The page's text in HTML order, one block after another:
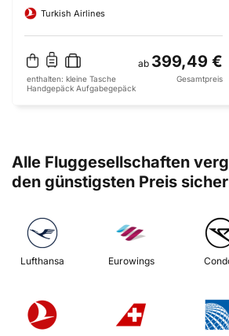
Turkish Airlines
ab 399,49 €
enthalten: kleine Tasche
Handgepäck Aufgabegepäck
Gesamtpreis
Alle Fluggesellschaften
den günstigsten Preis
Lufthansa Eurowings